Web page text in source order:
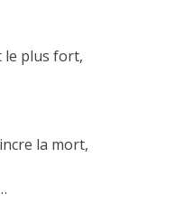
le plus fort,
la mort,